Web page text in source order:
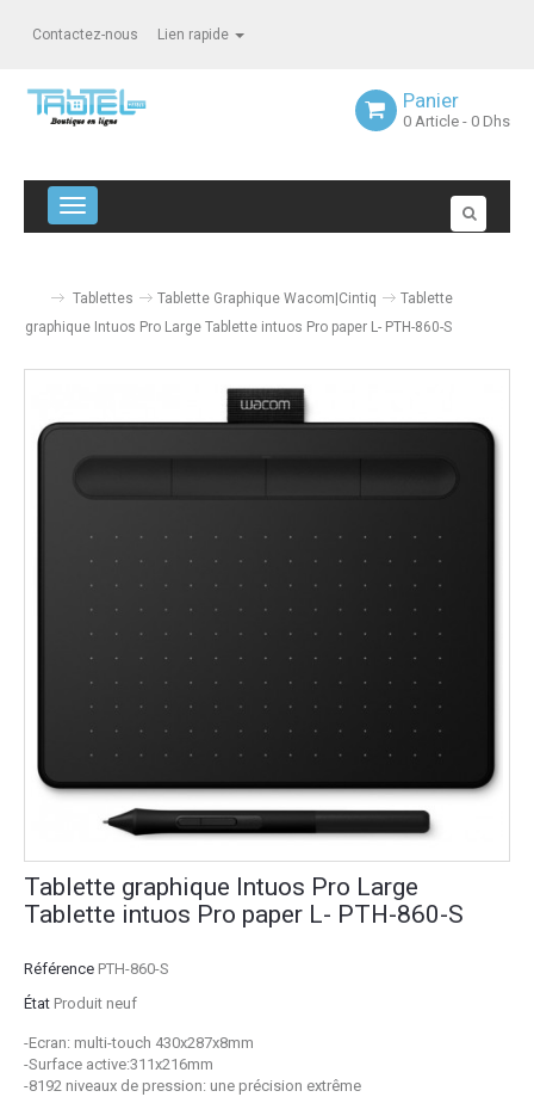
Contactez-nous Lien rapide
Panier
0 Article - 0 Dhs
Navigation bascule
Tablettes Tablette Graphique Wacom|Cintiq
Tablette
graphique Intuos Pro Large Tablette intuos Pro paper L- PTH-860-S
Tablette graphique Intuos Pro Large
Tablette intuos Pro paper L- PTH-860-S
Référence PTH-860-S
État Produit neuf
-Ecran: multi-touch 430x287x8mm
-Surface active:311x216mm
-8192 niveaux de pression: une précision extrême